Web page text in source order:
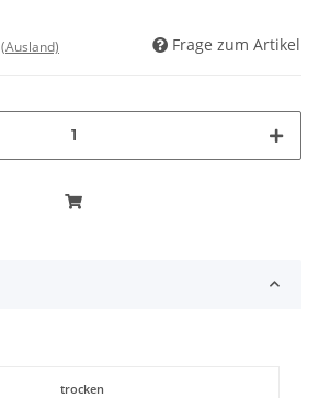
(Ausland) Frage zum Artikel
trocken